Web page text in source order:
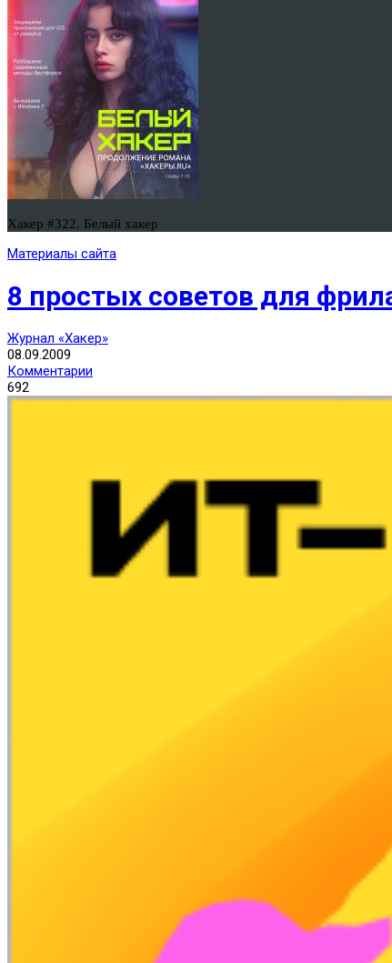
Хакер #322. Белый хакер
Материалы сайта
8 простых советов для
Журнал «Хакер»
08.09.2009
Комментарии
692